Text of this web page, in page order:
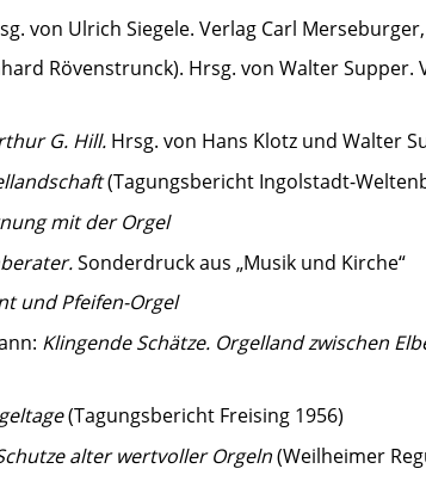
von Ulrich Siegele. Verlag Carl
Rövenstrunck). Hrsg. von Walter Supper.
G. Hill. Hrsg. von Hans Klotz und Walter
(Tagungsbericht Ingolstadt-
mit der Orgel
Sonderdruck aus „Musik und Kirche“
und Pfeifen-Orgel
Klingende Schätze. Orgelland zwischen
(Tagungsbericht Freising 1956)
alter wertvoller Orgeln(Weilheimer